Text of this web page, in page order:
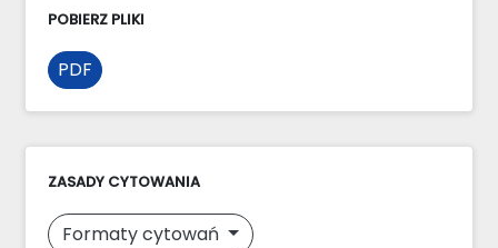
POBIERZ PLIKI
PDF
ZASADY CYTOWANIA
Formaty cytowań